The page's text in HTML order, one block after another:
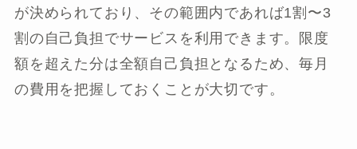
が決められており、その範囲内であれば1割〜3
割の自己負担でサービスを利用できます。限度
額を超えた分は全額自己負担となるため、毎月
の費用を把握しておくことが大切です。